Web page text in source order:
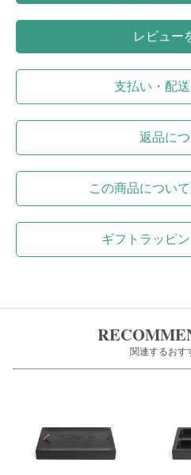
レビュー
支払い・配
返品に
この商品につい
ギフトラッピ
関連するおす